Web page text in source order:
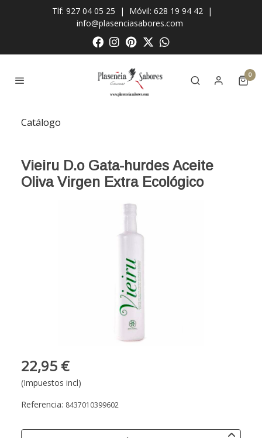
Tlf: 927 04 05 25 | Móvil: 628 19 94 42 |
info@plasenciasabores.com
0
Catálogo
Vieiru D.o Gata-hurdes Aceite
Oliva Virgen Extra Ecológico
22,95 €
(Impuestos incl)
Referencia: 8437010399602